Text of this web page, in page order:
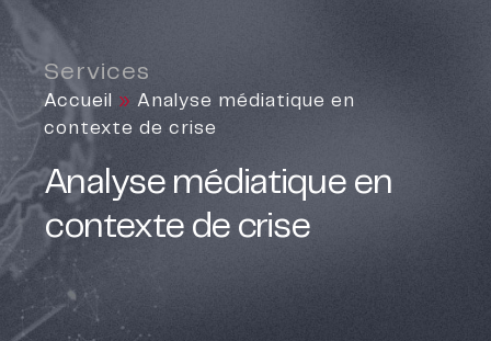
Services
Accueil » Analyse médiatique en
contexte de crise
Analyse médiatique en
contexte de crise